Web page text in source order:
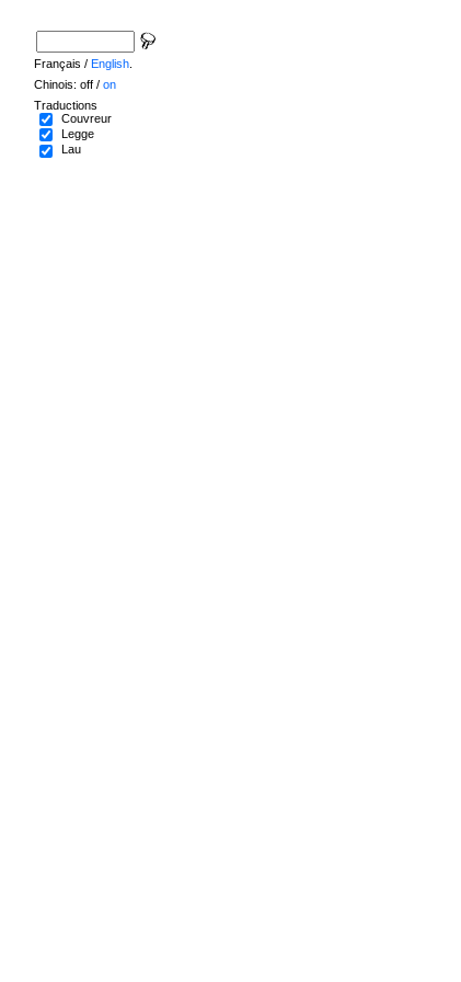
Français / English
Chinois: off / on
Traductions
Couvreur
Legge
Lau